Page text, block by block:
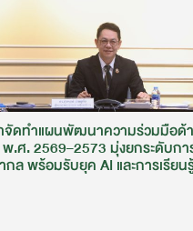
จัดทำแผนพัฒนาความร่วมมือด้
พ.ศ. 2569–2573 มุ่งยกระดับก
ล พร้อมรับยุค AI และการเรีย